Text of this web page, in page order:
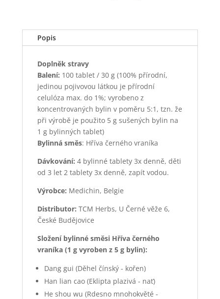
Popis
Doplněk stravy
Balení: 100 tablet / 30 g (100% přírodní,
jedinou pojivovou látkou je přírodní
celulóza max. do 1%; vyrobeno z
koncentrovaných bylin v poměru 5:1, tzn. že
při výrobě je použito 5 g sušených bylin na
1 g bylinných tablet)
Bylinná směs: Hříva černého vraníka
Dávkování: 4 bylinné tablety 3x denně, děti
od 3 let 2 tablety 3x denně, zapít vodou.
Výrobce: Medichin, Belgie
Distributor: TCM Herbs, U Černé věže 6,
České Budějovice
Složení bylinné směsi Hříva černého
vraníka (1 g vyroben z 5 g bylin):
Dang gui (Děhel čínský - kořen)
Han lian cao (Eklipta plazivá - nať)
He shou wu (Rdesno mnohokvěté -